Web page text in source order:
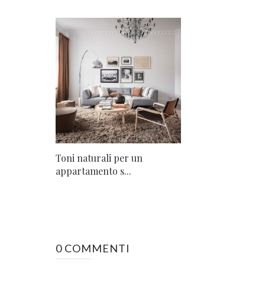
Toni naturali per un
appartamento s...
0 COMMENTI